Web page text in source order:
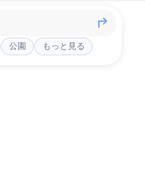
公園 もっと見る